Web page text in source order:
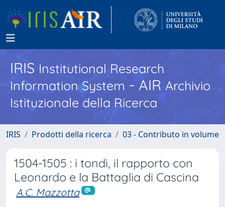
IRISInstitutional Research
Information System - AIR Archivio
Istituzionale della Ricerca
IRIS Prodotti della ricerca 03 - Contributo in volume
1504-1505 : i tondi, il rapporto con
Leonardo e la Battaglia di Cascina
A.C. Mazzotta